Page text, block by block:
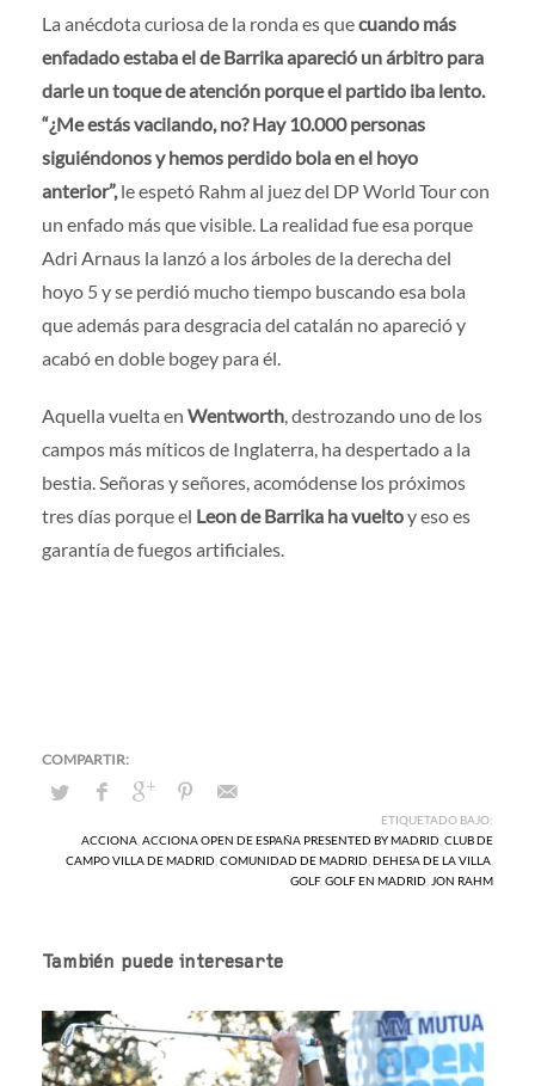
La anécdota curiosa de la ronda es quecuando más
enfadado estaba el de Barrika apareció un árbitro para
darle un toque de atención porque el partido iba lento.
“¿Me estás vacilando, no? Hay 10.000 personas
siguiéndonos y hemos perdido bola en el hoyo
anterior”, le espetó Rahm al juez del DP World Tour con
un enfado más que visible. La realidad fue esa porque
Adri Arnaus la lanzó a los árboles de la derecha del
hoyo 5 y se perdió mucho tiempo buscando esa bola
que además para desgracia del catalán no apareció y
acabó en doble bogey para él.
Aquella vuelta en Wentworth , destrozando uno de los
campos más míticos de Inglaterra, ha despertado a la
bestia. Señoras y señores, acomódense los próximos
tres días porque el Leon de Barrika ha vueltoy eso es
garantía de fuegos artificiales.
ETIQUETADO BAJO:
ACCIONA ACCIONA OPEN DE ESPAÑA PRESENTED BY MADRID CLUB DE
CAMPO VILLA DE MADRID COMUNIDAD DE MADRID DEHESA DE LA VILLA
GOLF, GOLF EN MADRID JON RAHM
También puede interesarte